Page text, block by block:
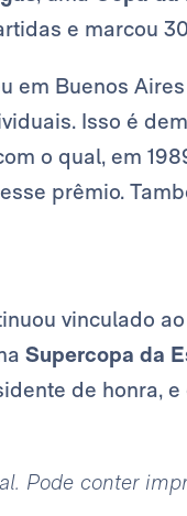
e marcou
em Buenos
Isso é
o qual, em
prêmio.
vinculado ao
Supercopa da
de honra,
Pode conter